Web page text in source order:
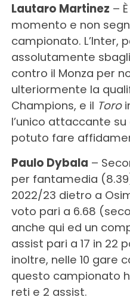
Lautaro Martinez –
momento e non
campionato. L’Inter,
assolutamente
contro il Monza per
ulteriormente la
Champions, e il Toro
l’unico attaccante
potuto fare
Paulo Dybala –
per fantamedia
2022/23 dietro a
voto pari a 6.68
anche qui ed un
assist pari a 17 in 22
inoltre, nelle 10 gare
questo campionato
reti e 2 assist.